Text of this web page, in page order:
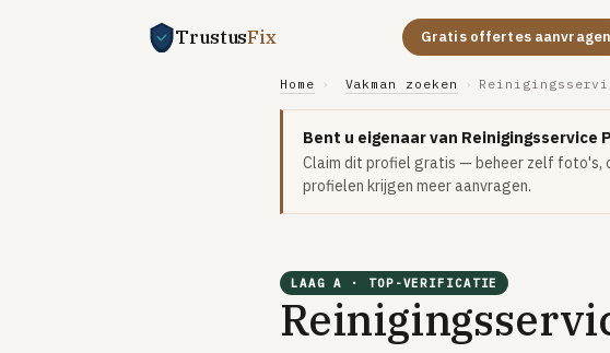
TrustusFix Gratis offertes aanvragen
Home › Vakman zoeken ›
Bent u eigenaar van Reinigingsservice
Claim dit profiel gratis — beheer zelf foto's,
profielen krijgen meer aanvragen.
LAAG A · TOP-VERIFICATIE